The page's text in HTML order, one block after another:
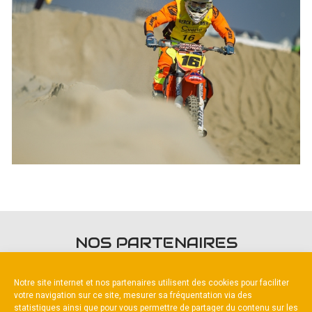
Notre site internet et nos partenaires utilisent des cookies pour faciliter
votre navigation sur ce site, mesurer sa fréquentation via des
statistiques ainsi que pour vous permettre de partager du contenu sur les
NOS PARTENAIRES